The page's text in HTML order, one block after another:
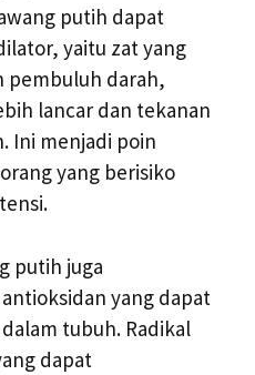
putih dapat
yaitu zat yang
pembuluh darah,
lancar dan tekanan
Ini menjadi poin
yang berisiko
putih juga
yang dapat
tubuh. Radikal
dapat